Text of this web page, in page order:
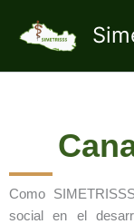
contenido
Como
social en el